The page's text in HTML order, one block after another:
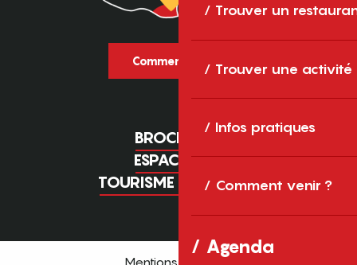
Trouver un
Trouver une activité
Infos pratiques
Comment venir ?
Agenda
Comment venir ?
BROCHURES
ESPACE PRO
TOURISME D'AFFAIRES